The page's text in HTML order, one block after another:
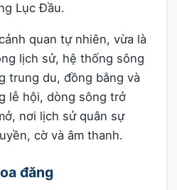
Lục Đầu.
quan tự nhiên, vừa là
lịch sử, hệ thống sông
trung du, đồng bằng và
lễ hội, dòng sông trở
nơi lịch sử quân sự
cờ và âm thanh.
đăng